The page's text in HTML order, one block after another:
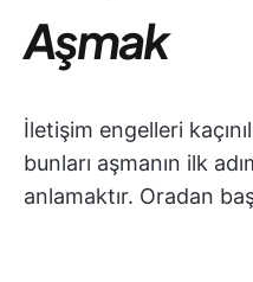
Aşmak
İletişim engelleri
bunları aşmanın ilk
anlamaktır. Oradan